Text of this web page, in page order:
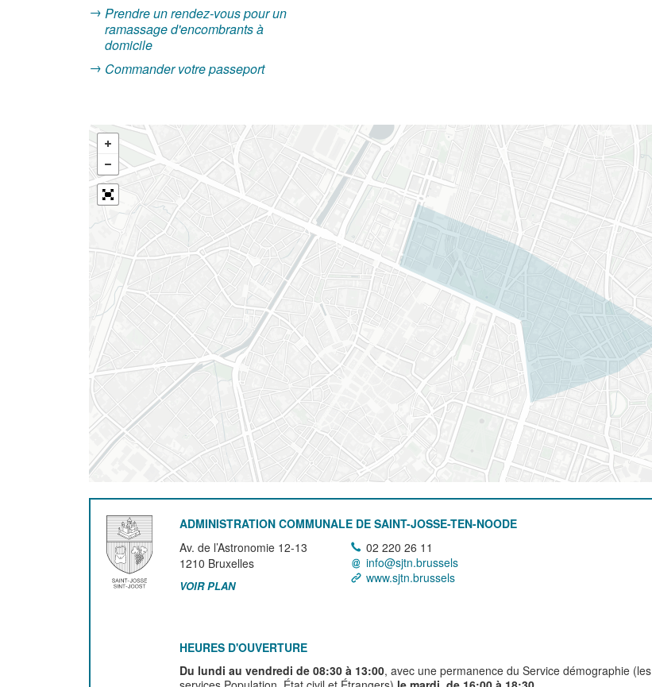
Prendre un rendez-vous pour un
ramassage d'encombrants à
domicile
Commander votre passeport
ADMINISTRATION COMMUNALE DE SAINT-JOSSE-TEN-NOODE
Av. de l’Astronomie 12-13
1210 Bruxelles
VOIR PLAN
02 220 26 11
info@sjtn.brussels
www.sjtn.brussels
HEURES D'OUVERTURE
Du lundi au vendredi de 08:30 à 13:00, avec une permanence du Service démographie (les